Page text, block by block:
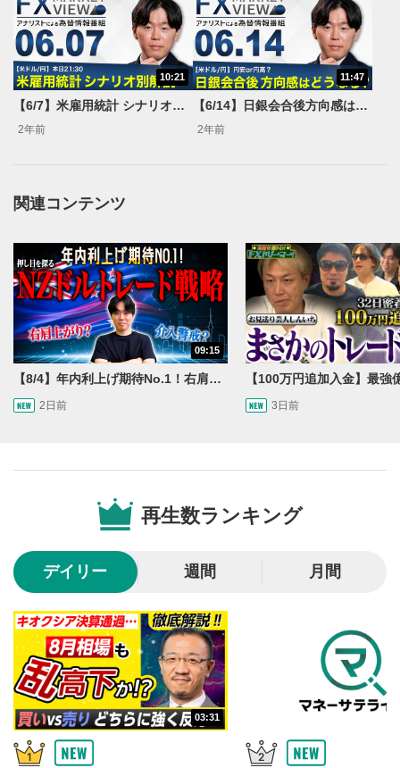
1
動画再生エリア
動画再生エリアにマウスを乗せると表示されます。
動画を再生または一時停止します。
4
10秒戻し/10秒送り
10秒、動画を巻き戻し/早送りします。
5
シークバー
再生位置を示しています。再生したい位置をクリック
するとその位置から動画が再生されます。
スライダーを上下すると音量が調整できます。
8
全画面表示
動画が全画面で表示されます。再度クリックすると元
のサイズに戻ります。
10:21
【6/7】米雇用統計 シナリオ別解説＜FX MARKET VIEW＞
2年前
11:47
【6/14】日銀会合後方向感はどうなる？＜FX MARKET VIEW＞
2年前
関連コンテンツ
09:15
【8/4】年内利上げ期待No.1！右肩上がりNZドル/円のトレード戦略【世界情勢からみるFXトレンド通貨ペア】
2日前 3日前
再生数ランキング
デイリー 週間 月間
03:31